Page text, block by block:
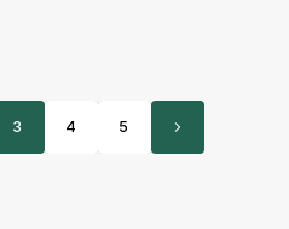
3 4 5